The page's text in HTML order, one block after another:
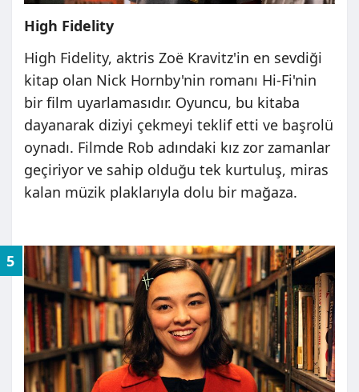
High Fidelity
High Fidelity, aktris Zoë Kravitz'in en sevdiği
kitap olan Nick Hornby'nin romanı Hi-Fi'nin
bir film uyarlamasıdır. Oyuncu, bu kitaba
dayanarak diziyi çekmeyi teklif etti ve başrolü
oynadı. Filmde Rob adındaki kız zor zamanlar
geçiriyor ve sahip olduğu tek kurtuluş, miras
kalan müzik plaklarıyla dolu bir mağaza.
5